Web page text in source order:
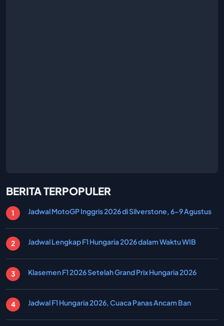
BERITA TERPOPULER
Jadwal MotoGP Inggris 2026 di Silverstone, 6-9 Agustus
Jadwal Lengkap F1 Hungaria 2026 dalam Waktu WIB
Klasemen F1 2026 Setelah Grand Prix Hungaria 2026
Jadwal F1 Hungaria 2026, Cuaca Panas Ancam Ban